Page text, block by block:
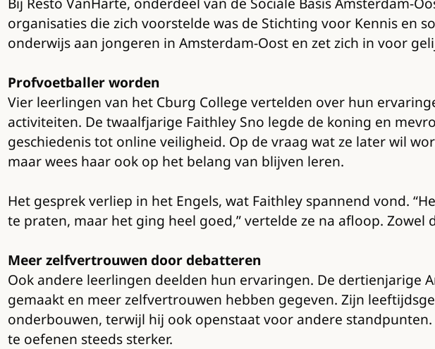
organisaties die zich voorstelde was de Stichting voor Kennis en
onderwijs aan jongeren in Amsterdam-Oost en zet zich in voor
Profvoetballer worden
Vier leerlingen van het Cburg College vertelden over hun
activiteiten. De twaalfjarige Faithley Sno legde de koning en
geschiedenis tot online veiligheid. Op de vraag wat ze later wil
maar wees haar ook op het belang van blijven leren.
Het gesprek verliep in het Engels, wat Faithley spannend vond.
te praten, maar het ging heel goed,” vertelde ze na afloop.
Meer zelfvertrouwen door debatteren
Ook andere leerlingen deelden hun ervaringen. De dertienjarige
gemaakt en meer zelfvertrouwen hebben gegeven. Zijn
onderbouwen, terwijl hij ook openstaat voor andere
te oefenen steeds sterker.